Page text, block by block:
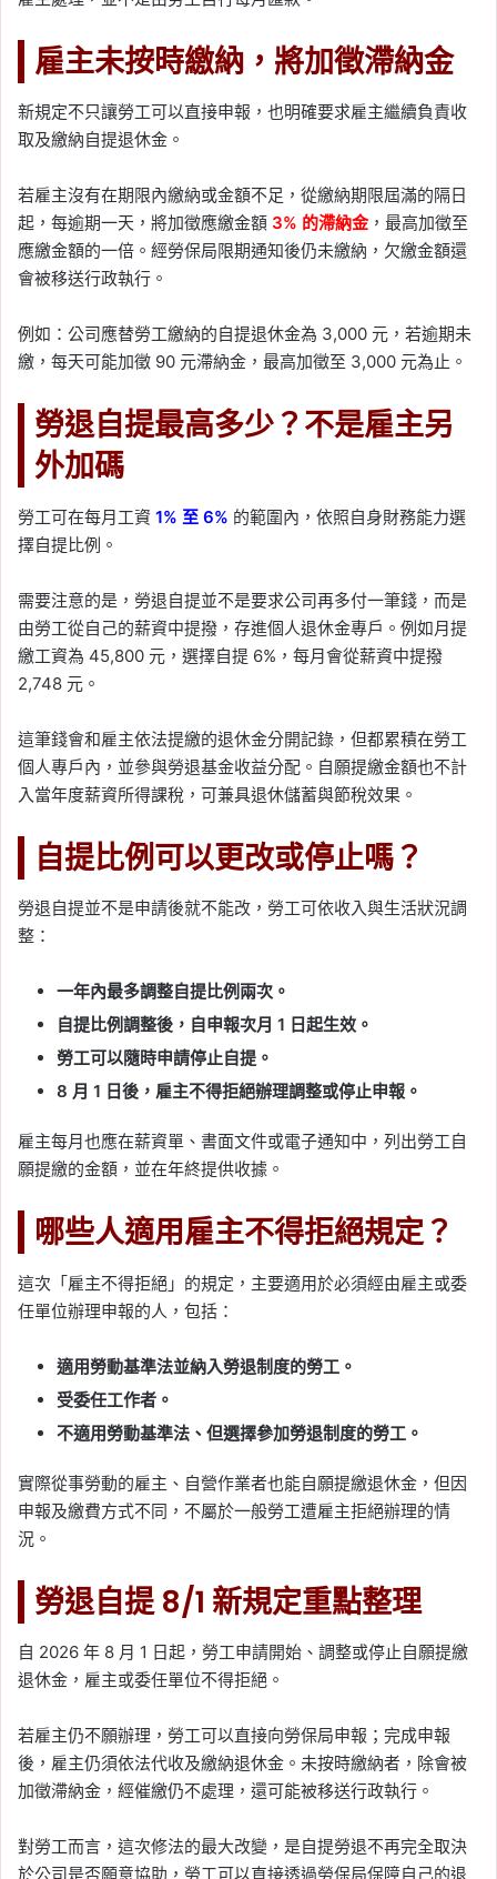
雇主未按時繳納，將加徵滯納金
新規定不只讓勞工可以直接申報，也明確要求雇主繼續負責收
取及繳納自提退休金。
若雇主沒有在期限內繳納或金額不足，從繳納期限屆滿的隔日
起，每逾期一天，將加徵應繳金額 3% 的滯納金，最高加徵至
應繳金額的一倍。經勞保局限期通知後仍未繳納，欠繳金額還
會被移送行政執行。
例如：公司應替勞工繳納的自提退休金為 3,000 元，若逾期未
繳，每天可能加徵 90 元滯納金，最高加徵至 3,000 元為止。
勞退自提最高多少？不是雇主另
外加碼
勞工可在每月工資 1% 至 6% 的範圍內，依照自身財務能力選
擇自提比例。
需要注意的是，勞退自提並不是要求公司再多付一筆錢，而是
由勞工從自己的薪資中提撥，存進個人退休金專戶。例如月提
繳工資為 45,800 元，選擇自提 6%，每月會從薪資中提撥
2,748 元。
這筆錢會和雇主依法提繳的退休金分開記錄，但都累積在勞工
個人專戶內，並參與勞退基金收益分配。自願提繳金額也不計
入當年度薪資所得課稅，可兼具退休儲蓄與節稅效果。
自提比例可以更改或停止嗎？
勞退自提並不是申請後就不能改，勞工可依收入與生活狀況調
整：
一年內最多調整自提比例兩次。
自提比例調整後，自申報次月 1 日起生效。
勞工可以隨時申請停止自提。
8 月 1 日後，雇主不得拒絕辦理調整或停止申報。
雇主每月也應在薪資單、書面文件或電子通知中，列出勞工自
願提繳的金額，並在年終提供收據。
哪些人適用雇主不得拒絕規定？
這次「雇主不得拒絕」的規定，主要適用於必須經由雇主或委
任單位辦理申報的人，包括：
適用勞動基準法並納入勞退制度的勞工。
受委任工作者。
不適用勞動基準法、但選擇參加勞退制度的勞工。
實際從事勞動的雇主、自營作業者也能自願提繳退休金，但因
申報及繳費方式不同，不屬於一般勞工遭雇主拒絕辦理的情
況。
勞退自提 8/1 新規定重點整理
自 2026 年 8 月 1 日起，勞工申請開始、調整或停止自願提繳
退休金，雇主或委任單位不得拒絕。
若雇主仍不願辦理，勞工可以直接向勞保局申報；完成申報
後，雇主仍須依法代收及繳納退休金。未按時繳納者，除會被
加徵滯納金，經催繳仍不處理，還可能被移送行政執行。
對勞工而言，這次修法的最大改變，是自提勞退不再完全取決
於公司是否願意協助，勞工可以直接透過勞保局保障自己的退